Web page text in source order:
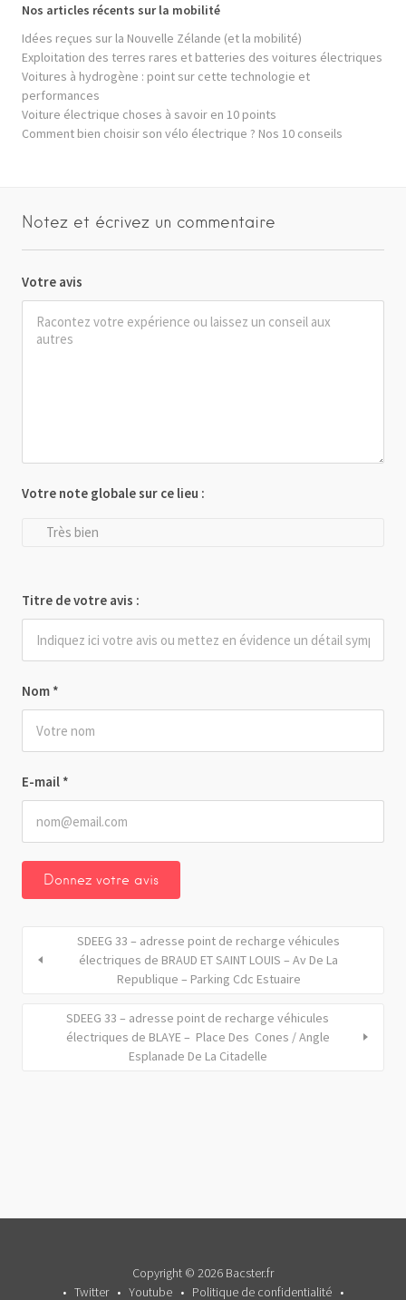
Nos articles récents sur la mobilité
Idées reçues sur la Nouvelle Zélande (et la mobilité)
Exploitation des terres rares et batteries des voitures électriques
Voitures à hydrogène : point sur cette technologie et
performances
Voiture électrique choses à savoir en 10 points
Comment bien choisir son vélo électrique ? Nos 10 conseils
Notez et écrivez un commentaire
Votre avis
Nom *
E-mail *
Votre note globale sur ce lieu :
Très bien
Titre de votre avis :
SDEEG 33 – adresse point de recharge véhicules
électriques de BRAUD ET SAINT LOUIS – Av De La
Republique – Parking Cdc Estuaire
SDEEG 33 – adresse point de recharge véhicules
électriques de BLAYE – Place Des Cones / Angle
Esplanade De La Citadelle
Copyright © 2026 Bacster.fr
Twitter
Youtube Politique de confidentialité